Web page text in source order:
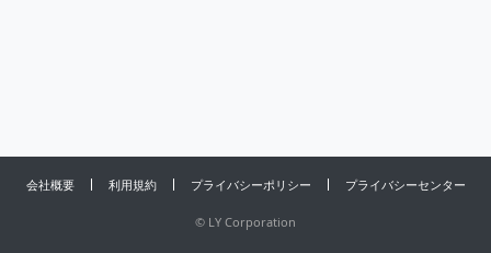
会社概要 利用規約 プライバシーポリシー プライバシーセンター
© LY Corporation